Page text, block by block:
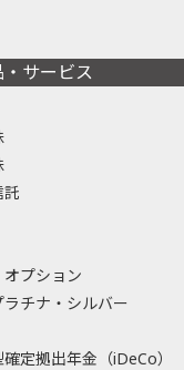
・サービス
託
プション
ラチナ・シルバー
定拠出年金（iDeCo）